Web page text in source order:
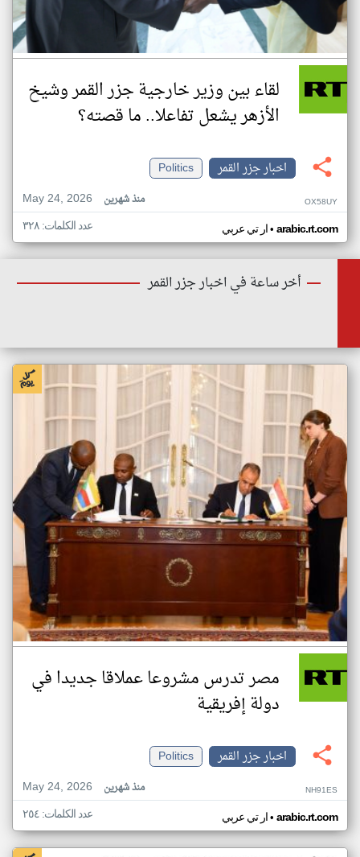
لقاء بين وزير خارجية جزر القمر وشيخ
الأزهر يشعل تفاعلا.. ما قصته؟
اخبار جزر القمر
Politics
May 24, 2026
منذ شهرين OX58UY
ار تي عربي• arabic.rt.com عدد الكلمات: ٣٢٨
أخر ساعة في اخبار جزر القمر
مصر تدرس مشروعا عملاقا جديدا في
دولة إفريقية
اخبار جزر القمر
Politics
May 24, 2026
منذ شهرين NH91ES
ار تي عربي• arabic.rt.com عدد الكلمات: ٢٥٤